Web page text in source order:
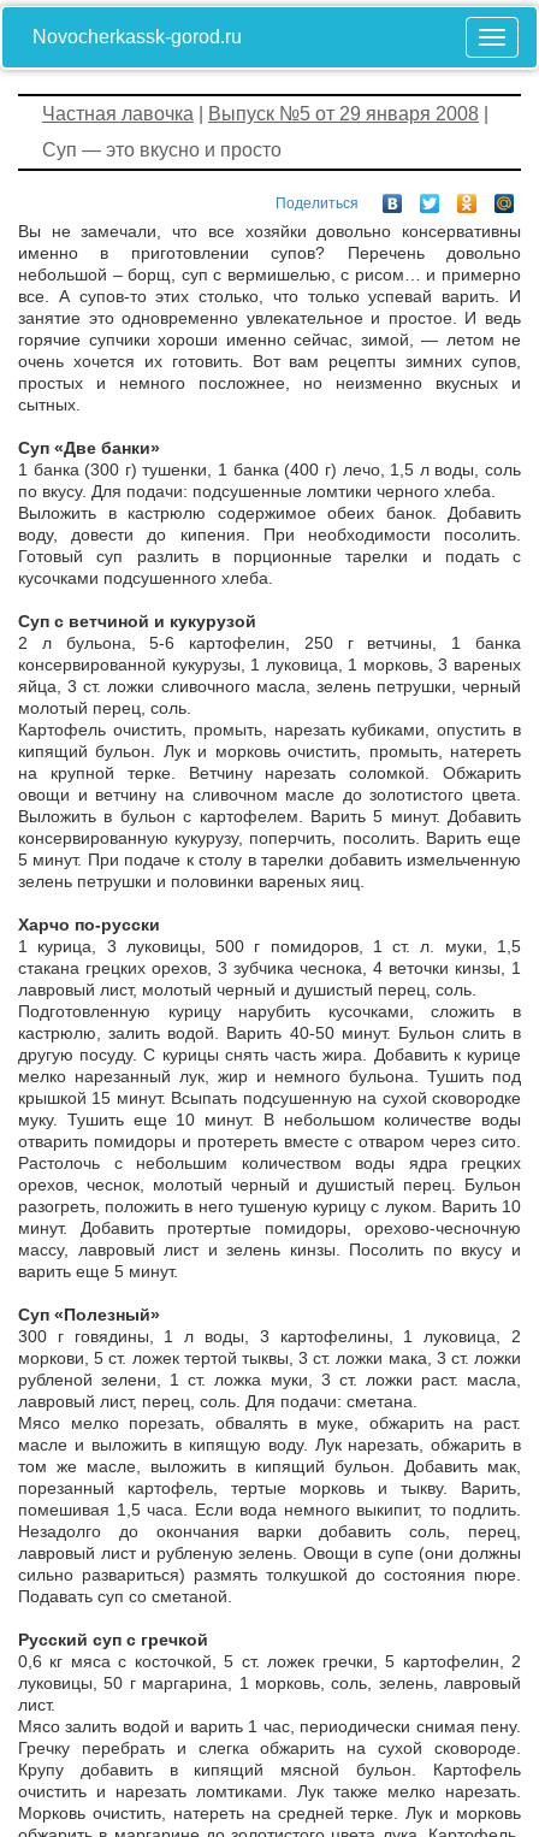
Novocherkassk-gorod.ru
Частная лавочка Выпуск №5 от 29 января 2008
Суп — это вкусно и просто
Поделиться
Вы не замечали, что все хозяйки довольно консервативны
именно в приготовлении супов? Перечень довольно
небольшой – борщ, суп с вермишелью, с рисом… и примерно
все. А супов-то этих столько, что только успевай варить. И
занятие это одновременно увлекательное и простое. И ведь
горячие супчики хороши именно сейчас, зимой, — летом не
очень хочется их готовить. Вот вам рецепты зимних супов,
простых и немного посложнее, но неизменно вкусных и
сытных.
Суп «Две банки»
1 банка (300 г) тушенки, 1 банка (400 г) лечо, 1,5 л воды, соль
по вкусу. Для подачи: подсушенные ломтики черного хлеба.
Выложить в кастрюлю содержимое обеих банок. Добавить
воду, довести до кипения. При необходимости посолить.
Готовый суп разлить в порционные тарелки и подать с
кусочками подсушенного хлеба.
Суп с ветчиной и кукурузой
2 л бульона, 5-6 картофелин, 250 г ветчины, 1 банка
консервированной кукурузы, 1 луковица, 1 морковь, 3 вареных
яйца, 3 ст. ложки сливочного масла, зелень петрушки, черный
молотый перец, соль.
Картофель очистить, промыть, нарезать кубиками, опустить в
кипящий бульон. Лук и морковь очистить, промыть, натереть
на крупной терке. Ветчину нарезать соломкой. Обжарить
овощи и ветчину на сливочном масле до золотистого цвета.
Выложить в бульон с картофелем. Варить 5 минут. Добавить
консервированную кукурузу, поперчить, посолить. Варить еще
5 минут. При подаче к столу в тарелки добавить измельченную
зелень петрушки и половинки вареных яиц.
Харчо по-русски
1 курица, 3 луковицы, 500 г помидоров, 1 ст. л. муки, 1,5
стакана грецких орехов, 3 зубчика чеснока, 4 веточки кинзы, 1
лавровый лист, молотый черный и душистый перец, соль.
Подготовленную курицу нарубить кусочками, сложить в
кастрюлю, залить водой. Варить 40-50 минут. Бульон слить в
другую посуду. С курицы снять часть жира. Добавить к курице
мелко нарезанный лук, жир и немного бульона. Тушить под
крышкой 15 минут. Всыпать подсушенную на сухой сковородке
муку. Тушить еще 10 минут. В небольшом количестве воды
отварить помидоры и протереть вместе с отваром через сито.
Растолочь с небольшим количеством воды ядра грецких
орехов, чеснок, молотый черный и душистый перец. Бульон
разогреть, положить в него тушеную курицу с луком. Варить 10
минут. Добавить протертые помидоры, орехово-чесночную
массу, лавровый лист и зелень кинзы. Посолить по вкусу и
варить еще 5 минут.
Суп «Полезный»
300 г говядины, 1 л воды, 3 картофелины, 1 луковица, 2
моркови, 5 ст. ложек тертой тыквы, 3 ст. ложки мака, 3 ст. ложки
рубленой зелени, 1 ст. ложка муки, 3 ст. ложки раст. масла,
лавровый лист, перец, соль. Для подачи: сметана.
Мясо мелко порезать, обвалять в муке, обжарить на раст.
масле и выложить в кипящую воду. Лук нарезать, обжарить в
том же масле, выложить в кипящий бульон. Добавить мак,
порезанный картофель, тертые морковь и тыкву. Варить,
помешивая 1,5 часа. Если вода немного выкипит, то подлить.
Незадолго до окончания варки добавить соль, перец,
лавровый лист и рубленую зелень. Овощи в супе (они должны
сильно развариться) размять толкушкой до состояния пюре.
Подавать суп со сметаной.
Русский суп с гречкой
0,6 кг мяса с косточкой, 5 ст. ложек гречки, 5 картофелин, 2
луковицы, 50 г маргарина, 1 морковь, соль, зелень, лавровый
лист.
Мясо залить водой и варить 1 час, периодически снимая пену.
Гречку перебрать и слегка обжарить на сухой сковороде.
Крупу добавить в кипящий мясной бульон. Картофель
очистить и нарезать ломтиками. Лук также мелко нарезать.
Морковь очистить, натереть на средней терке. Лук и морковь